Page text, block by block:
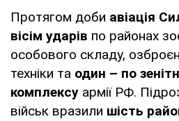
Протягом доби авіація
вісім ударів по районах
особового складу,
техніки та один – по
комплексу армії РФ.
військ вразили шість